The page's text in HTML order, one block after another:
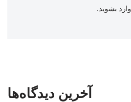
وارد بشوید.
آخرین دیدگاه‌ها